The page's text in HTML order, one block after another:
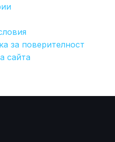
за поверителност
сайта